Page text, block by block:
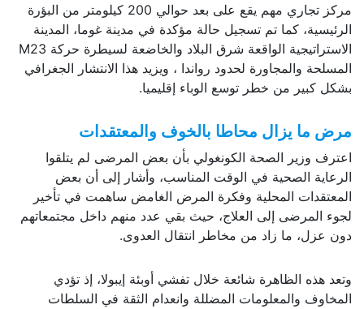
مركز تجاري مهم يقع على بعد حوالي 200 كيلومتر من البؤرة
الرئيسية، كما تم تسجيل حالة مؤكدة في مدينة غوما، المدينة
الاستراتيجية الواقعة شرق البلاد والخاضعة لسيطرة حركة M23
المسلحة والمجاورة لحدود رواندا ، ويزيد هذا الانتشار الجغرافي
بشكل كبير من خطر توسع الوباء إقليميا.
مرض ما يزال محاطا بالخوف والمعتقدات
اعترف وزير الصحة الكونغولي بأن بعض المرضى لم يتلقوا
الرعاية الصحية في الوقت المناسب، وأشار إلى أن بعض
المعتقدات المحلية وفكرة المرض الغامض ساهمت في تأخير
لجوء المرضى إلى العلاج، حيث بقي عدد منهم داخل مجتمعاتهم
دون عزل، ما زاد من مخاطر انتقال العدوى.
وتعد هذه الظاهرة شائعة خلال تفشي أوبئة إيبولا، إذ تؤدي
المخاوف والمعلومات المضللة وانعدام الثقة في السلطات